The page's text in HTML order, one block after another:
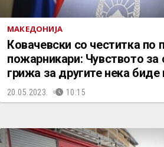
МАКЕДОНИЈА
Ковачевски со честитка по
пожарникари: Чувството за
грижа за другите нека биде
20.05.2023. 10:15